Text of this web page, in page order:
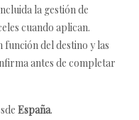
la gestión de
cuando aplican.
función del destino y las
antes de completar
España.